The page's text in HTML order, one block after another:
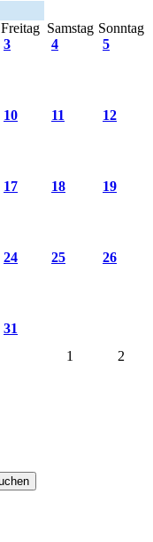
Freitag Samstag Sonntag
3 4 5
10 11 12
17 18 19
24 25 26
31
1
2